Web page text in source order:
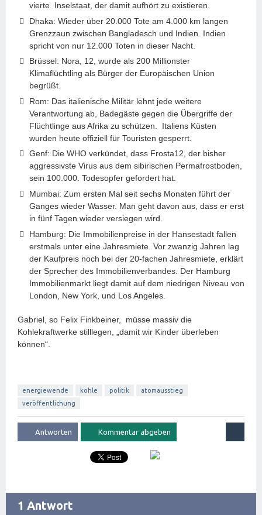
vierte Inselstaat, der damit aufhört zu existieren.
Dhaka: Wieder über 20.000 Tote am 4.000 km langen
Grenzzaun zwischen Bangladesch und Indien. Indien
spricht von nur 12.000 Toten in dieser Nacht.
Brüssel: Nora, 12, wurde als 200 Millionster
Klimaflüchtling als Bürger der Europäischen Union
begrüßt.
Rom: Das italienische Militär lehnt jede weitere
Verantwortung ab, Badegäste gegen die Übergriffe der
Flüchtlinge aus Afrika zu schützen. Italiens Küsten
wurden heute offiziell für Touristen gesperrt.
Genf: Die WHO verkündet, dass Frosta12, der bisher
aggressivste Virus aus dem sibirischen Permafrostboden,
sein 100.000. Todesopfer gefordert hat.
Mumbai: Zum ersten Mal seit sechs Monaten führt der
Ganges wieder Wasser. Man geht davon aus, dass er erst
in fünf Tagen wieder versiegen wird.
Hamburg: Die Immobilienpreise in der Hansestadt fallen
erstmals unter eine Jahresmiete. Vor zwanzig Jahren lag
der Kaufpreis noch bei der 20-fachen Jahresmiete, erklärt
der Sprecher des Immobilienverbandes. Der Hamburg
Immobilienmarkt liegt damit auf dem niedrigen Niveau von
London, New York, und Los Angeles.
Gabriel, so Felix Finkbeiner, müsse massiv die
Kohlekraftwerke stilllegen, „damit wir Kinder überleben
können“.
energiewende kohle politik
atomausstieg
veröffentlichung
1 Antwort